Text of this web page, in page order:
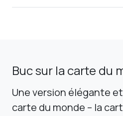
Buc sur la carte du
Une version élégante
carte du monde – la